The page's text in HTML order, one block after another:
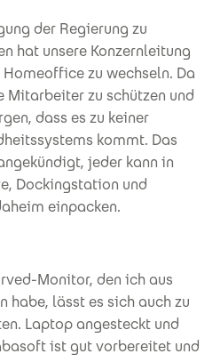
der Regierung zu
hat unsere Konzernleitung
zu wechseln. Da
zu schützen und
dass es zu keiner
kommt. Das
jeder kann in
Dockingstation und
einpacken.
Monitor, den ich aus
habe, lässt es sich auch zu
Laptop angesteckt und
ist gut vorbereitet und